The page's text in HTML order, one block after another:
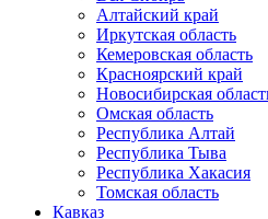
Алтайский край
Иркутская область
Кемеровская область
Красноярский край
Новосибирская
Омская область
Республика Алтай
Республика Тыва
Республика Хакасия
Томская область
Кавказ